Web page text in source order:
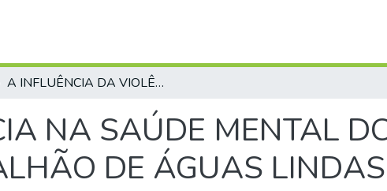
A INFLUÊNCIA DA VIOLÊNCIA NA SAÚDE MENTAL DO POLICIAL MILITAR DO BATALHÃO DE ÁGUAS LINDAS DE GOIÁS.
NA SAÚDE MENTAL
DE ÁGUAS